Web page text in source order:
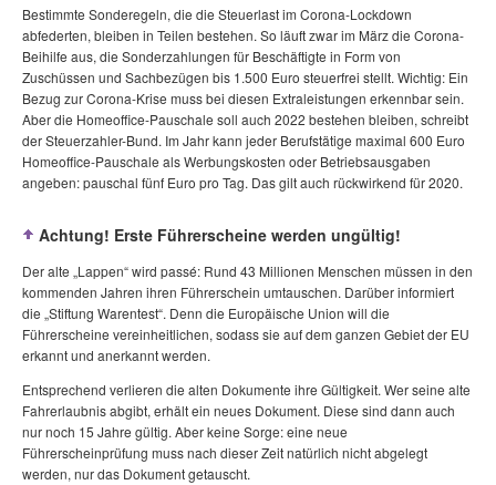
Bestimmte Sonderegeln, die die Steuerlast im Corona-Lockdown
abfederten, bleiben in Teilen bestehen. So läuft zwar im März die Corona-
Beihilfe aus, die Sonderzahlungen für Beschäftigte in Form von
Zuschüssen und Sachbezügen bis 1.500 Euro steuerfrei stellt. Wichtig: Ein
Bezug zur Corona-Krise muss bei diesen Extraleistungen erkennbar sein.
Aber die Homeoffice-Pauschale soll auch 2022 bestehen bleiben, schreibt
der Steuerzahler-Bund. Im Jahr kann jeder Berufstätige maximal 600 Euro
Homeoffice-Pauschale als Werbungskosten oder Betriebsausgaben
angeben: pauschal fünf Euro pro Tag. Das gilt auch rückwirkend für 2020.
Achtung! Erste Führerscheine werden ungültig!
Der alte „Lappen“ wird passé: Rund 43 Millionen Menschen müssen in den
kommenden Jahren ihren Führerschein umtauschen. Darüber informiert
die „Stiftung Warentest“. Denn die Europäische Union will die
Führerscheine vereinheitlichen, sodass sie auf dem ganzen Gebiet der EU
erkannt und anerkannt werden.
Entsprechend verlieren die alten Dokumente ihre Gültigkeit. Wer seine alte
Fahrerlaubnis abgibt, erhält ein neues Dokument. Diese sind dann auch
nur noch 15 Jahre gültig. Aber keine Sorge: eine neue
Führerscheinprüfung muss nach dieser Zeit natürlich nicht abgelegt
werden, nur das Dokument getauscht.